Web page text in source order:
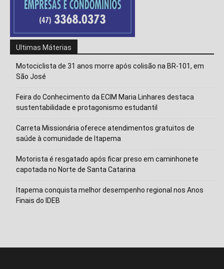
Ultimas Máterias
Motociclista de 31 anos morre após colisão na BR-101, em
São José
Feira do Conhecimento da ECIM Maria Linhares destaca
sustentabilidade e protagonismo estudantil
Carreta Missionária oferece atendimentos gratuitos de
saúde à comunidade de Itapema
Motorista é resgatado após ficar preso em caminhonete
capotada no Norte de Santa Catarina
Itapema conquista melhor desempenho regional nos Anos
Finais do IDEB
Isso vai fechar em